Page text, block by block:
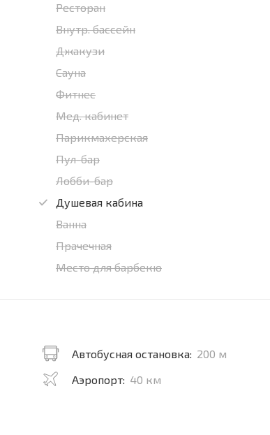
Ресторан
Внутр. бассейн
Джакузи
Сауна
Фитнес
Мед. кабинет
Парикмахерская
Пул-бар
Лобби-бар
Душевая кабина
Ванна
Прачечная
Место для барбекю
Автобусная остановка: 200 м
Аэропорт: 40 км